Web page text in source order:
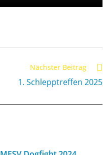
Nächster Beitrag
1. Schlepptreffen 2025